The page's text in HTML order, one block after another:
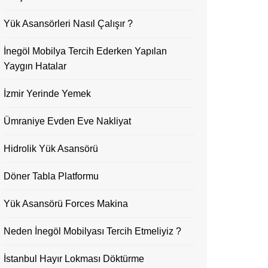
Yük Asansörleri Nasıl Çalışır ?
İnegöl Mobilya Tercih Ederken Yapılan
Yaygın Hatalar
İzmir Yerinde Yemek
Ümraniye Evden Eve Nakliyat
Hidrolik Yük Asansörü
Döner Tabla Platformu
Yük Asansörü Forces Makina
Neden İnegöl Mobilyası Tercih Etmeliyiz ?
İstanbul Hayır Lokması Döktürme